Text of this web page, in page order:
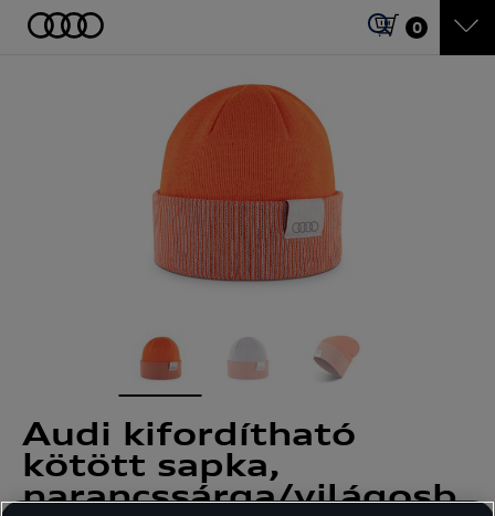
0
Audi kifordítható
kötött sapka,
narancssárga/világosb